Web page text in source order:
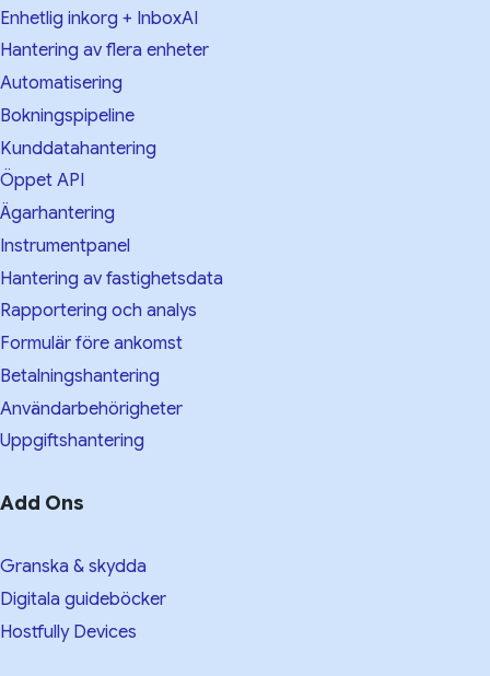
Enhetlig inkorg + InboxAI
Hantering av flera enheter
Automatisering
Bokningspipeline
Kunddatahantering
Öppet API
Ägarhantering
Instrumentpanel
Hantering av fastighetsdata
Rapportering och analys
Formulär före ankomst
Betalningshantering
Användarbehörigheter
Uppgiftshantering
Add Ons
Granska & skydda
Digitala guideböcker
Hostfully Devices